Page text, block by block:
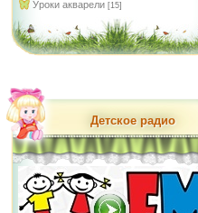
Уроки акварели [15]
Детское радио